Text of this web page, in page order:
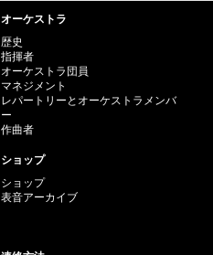
オーケストラ
歴史
指揮者
オーケストラ団員
マネジメント
レパートリーとオーケストラメンバ
ー
作曲者
ショップ
ショップ
表音アーカイブ